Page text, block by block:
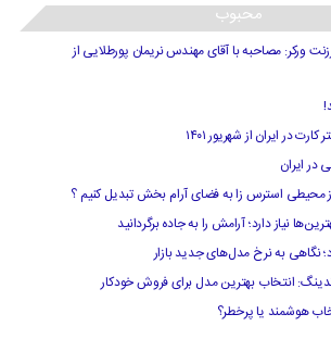
محبوب
ورکر: مصاحبه با آقای مهندس نریمان پورطلایی از
در ایران از شهریور ۱۴۰۱
در ایران
محیطی استرس زا به فضای آرام بخش تبدیل کنیم ؟
نیاز دارد؛ آرامش را به جاده برگردانید
نگاهی به نرخ مدل‌های جدید بازار
انتخاب بهترین مدل برای فروش خودکار
هوشمند یا پرخطر؟